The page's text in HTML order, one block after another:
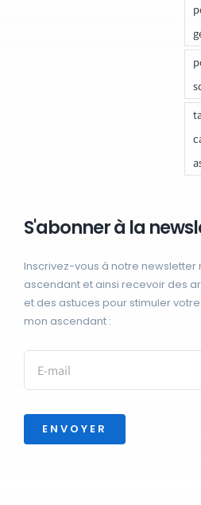
S'abonner à la
Inscrivez-vous à notre
ascendant et ainsi recevoir des
et des astuces pour stimuler
mon ascendant :
ENVOYER